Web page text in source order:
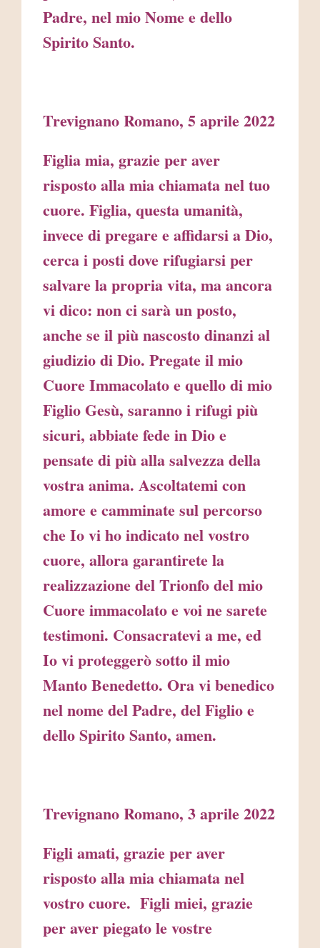
Padre, nel mio Nome e dello
Spirito Santo.
Trevignano Romano, 5 aprile 2022
Figlia mia, grazie per aver
risposto alla mia chiamata nel tuo
cuore. Figlia, questa umanità,
invece di pregare e affidarsi a Dio,
cerca i posti dove rifugiarsi per
salvare la propria vita, ma ancora
vi dico: non ci sarà un posto,
anche se il più nascosto dinanzi al
giudizio di Dio. Pregate il mio
Cuore Immacolato e quello di mio
Figlio Gesù, saranno i rifugi più
sicuri, abbiate fede in Dio e
pensate di più alla salvezza della
vostra anima. Ascoltatemi con
amore e camminate sul percorso
che Io vi ho indicato nel vostro
cuore, allora garantirete la
realizzazione del Trionfo del mio
Cuore immacolato e voi ne sarete
testimoni. Consacratevi a me, ed
Io vi proteggerò sotto il mio
Manto Benedetto. Ora vi benedico
nel nome del Padre, del Figlio e
dello Spirito Santo, amen.
Trevignano Romano, 3 aprile 2022
Figli amati, grazie per aver
risposto alla mia chiamata nel
vostro cuore. Figli miei, grazie
per aver piegato le vostre